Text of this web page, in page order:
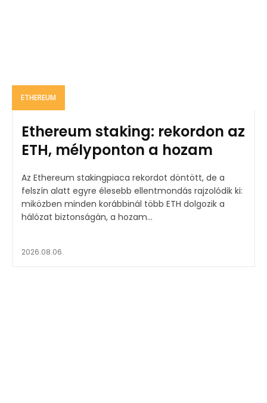
ETHEREUM
Ethereum staking: rekordon az
ETH, mélyponton a hozam
Az Ethereum stakingpiaca rekordot döntött, de a
felszín alatt egyre élesebb ellentmondás rajzolódik ki:
miközben minden korábbinál több ETH dolgozik a
hálózat biztonságán, a hozam...
2026.08.06.